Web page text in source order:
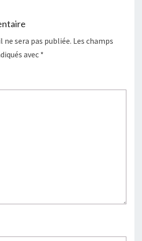
ne sera pas publiée. Les champs
avec *